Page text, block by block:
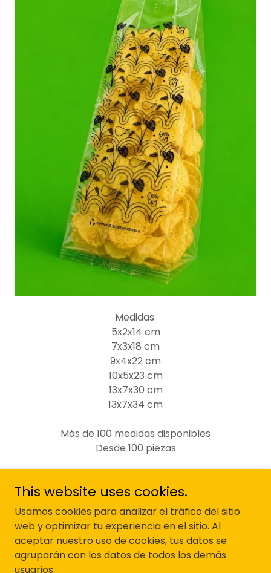
Medidas:
5x2x14 cm
7x3x18 cm
9x4x22 cm
10x5x23 cm
13x7x30 cm
13x7x34 cm
Más de 100 medidas disponibles
Desde 100 piezas
VER CATÁLOGO
CELOFIX
This website uses cookies.
Usamos cookies para analizar el tráfico del sitio
web y optimizar tu experiencia en el sitio. Al
aceptar nuestro uso de cookies, tus datos se
agruparán con los datos de todos los demás
usuarios.